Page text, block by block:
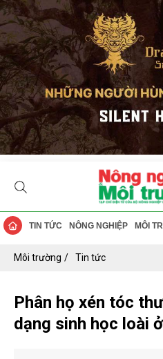
TIN TỨC NÔNG NGHIỆP MÔI
Môi trường Tin tức
Phân họ xén tóc
dạng sinh học loài